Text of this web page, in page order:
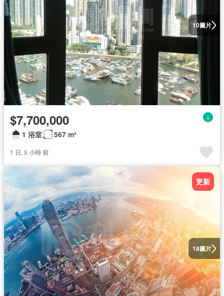
10圖片
$7,700,000
1 浴室 567 m²
1 日, 5 小時 前
18圖片
更新